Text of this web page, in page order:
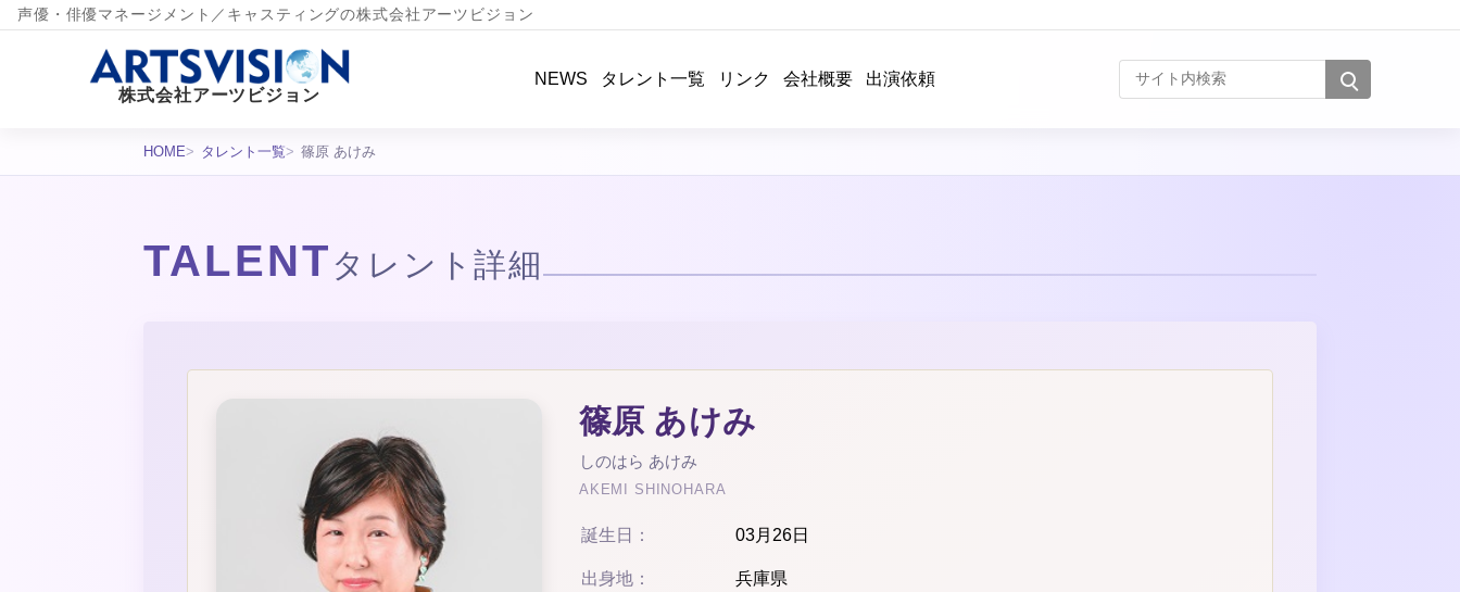
声優・俳優マネージメント／キャスティングの株式会社アーツビジョン
株式会社アーツビジョン
NEWS タレント一覧 リンク 会社概要 出演依頼 サイト内検索
HOME タレント一覧 篠原 あけみ
TALENT タレント詳細
篠原 あけみ
しのはら あけみ
AKEMI SHINOHARA
誕生日： 03月26日
出身地： 兵庫県